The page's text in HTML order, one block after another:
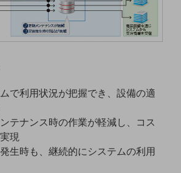
ーク
で利用状況が把握でき、設備の適
テナンス時の作業が軽減し、コス
現
生時も、継続的にシステムの利用